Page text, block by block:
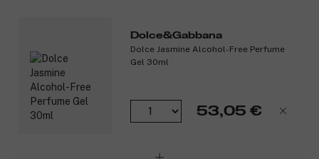
Tuoksunuotit:
Ensituoksu: Sisilialainen sininen viikuna.
Sydäntuoksu: Sambac-jasmiini.
Pohjatuoksu: Setripuu.
Dolce&Gabbana
Dolce Jasmine Alcohol-Free Perfume
Gel 30ml
53,05 €